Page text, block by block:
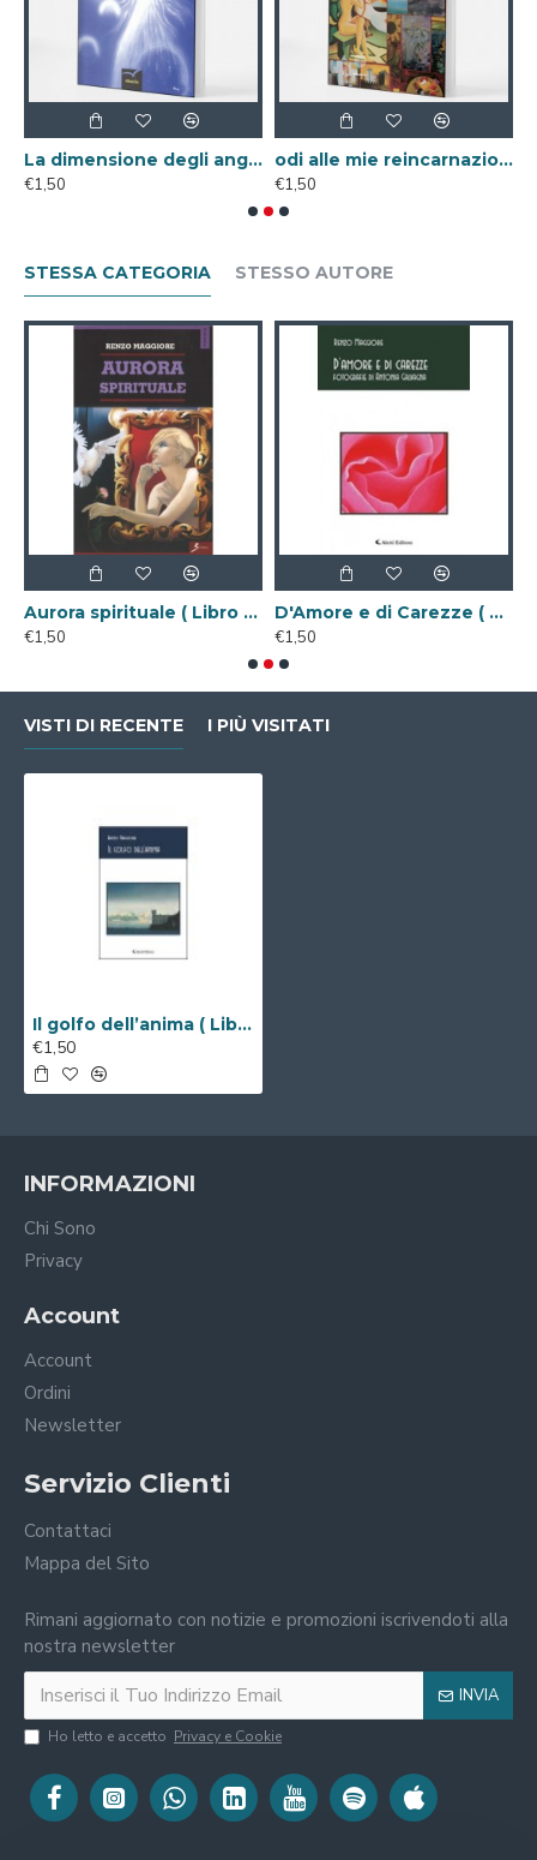
La dimensione degli angeli ( Libro Digitale )
€1,50
odi alle mie reincarnazioni ( Libro Digitale )
€1,50
STESSA CATEGORIA STESSO AUTORE
Aurora spirituale ( Libro Digitale )
€1,50
D'Amore e di Carezze ( Libro Digitale )
€1,50
VISTI DI RECENTE I PIÙ VISITATI
Il golfo dell’anima ( Libro Digitale )
€1,50
INFORMAZIONI
Chi Sono
Privacy
Account
Account
Ordini
Newsletter
Servizio Clienti
Contattaci
Mappa del Sito
Rimani aggiornato con notizie e promozioni iscrivendoti alla
nostra newsletter
INVIA
Ho letto e accetto Privacy e Cookie